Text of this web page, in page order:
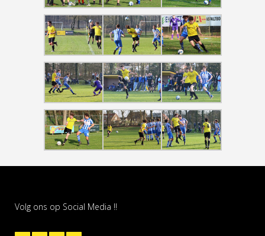
Volg ons op Social Media !!